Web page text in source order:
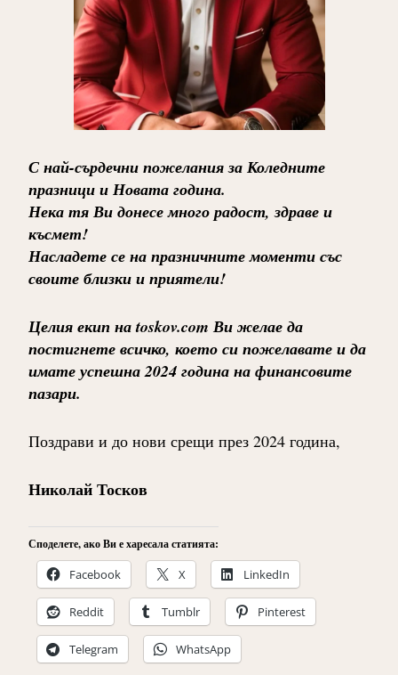
С най-сърдечни пожелания за Коледните
празници и Новата година.
Нека тя Ви донесе много радост, здраве и
късмет!
Насладете се на празничните моменти със
своите близки и приятели!
Целия екип на toskov.com Ви желае да
постигнете всичко, което си пожелавате и да
имате успешна 2024 година на финансовите
пазари.
Поздрави и до нови срещи през 2024 година,
Николай Тосков
Споделете, ако Ви е харесала статията:
Facebook X LinkedIn
Reddit Tumblr Pinterest
Telegram WhatsApp